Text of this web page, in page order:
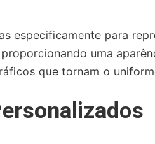
especificamente para
uma
que tornam o